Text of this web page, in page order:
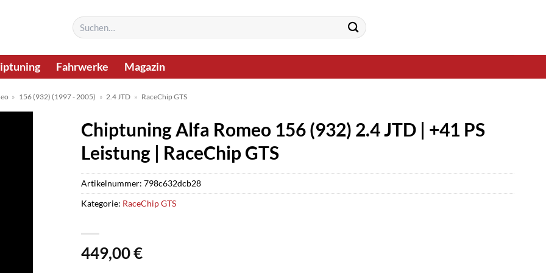
Suchen
nach:
Fahrwerke Magazin
» 156 (932) (1997 - 2005) » 2.4 JTD » RaceChip GTS
Chiptuning Alfa Romeo 156 (932) 2.4 JTD | +41 PS
Leistung | RaceChip GTS
449,00€
Artikelnummer:798c632dcb28
Kategorie: RaceChip GTS